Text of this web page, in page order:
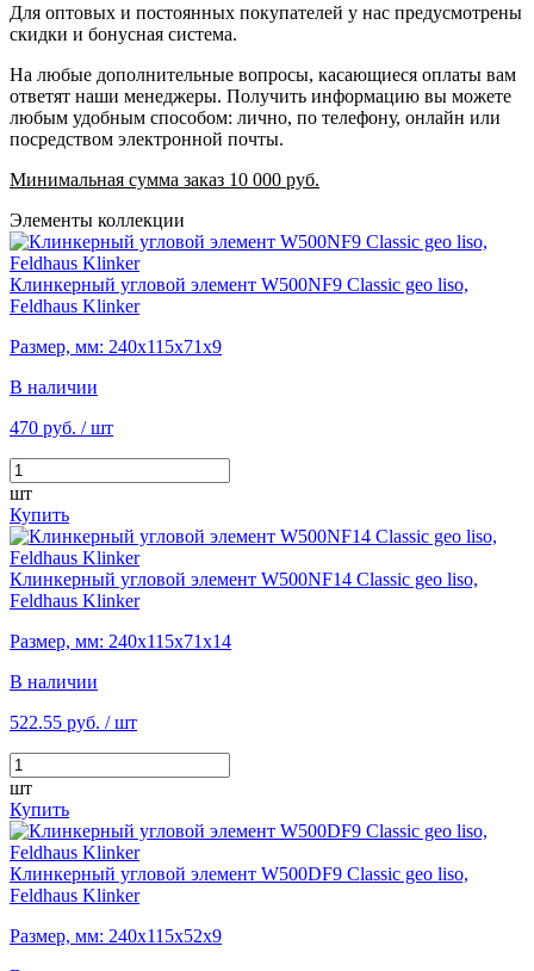
Для оптовых и постоянных покупателей у нас предусмотрены
скидки и бонусная система.
На любые дополнительные вопросы, касающиеся оплаты вам
ответят наши менеджеры. Получить информацию вы можете
любым удобным способом: лично, по телефону, онлайн или
посредством электронной почты.
Минимальная сумма заказ 10 000 руб.
Элементы коллекции
Клинкерный угловой элемент W500NF9 Classic geo liso,
Feldhaus Klinker
Размер, мм: 240х115х71х9
В наличии
470 руб. / шт
шт
Купить
Клинкерный угловой элемент W500NF14 Classic geo liso,
Feldhaus Klinker
Размер, мм: 240х115х71х14
В наличии
522.55 руб. / шт
шт
Купить
Клинкерный угловой элемент W500DF9 Classic geo liso,
Feldhaus Klinker
Размер, мм: 240х115х52х9